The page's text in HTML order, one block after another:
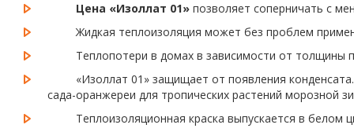
Цена «Изоллат 01» позволяет соперничать с
Жидкая теплоизоляция может без проблем
Теплопотери в домах в зависимости от толщины
«Изоллат 01» защищает от появления
сада-оранжереи для тропических растений морозной
Теплоизоляционная краска выпускается в